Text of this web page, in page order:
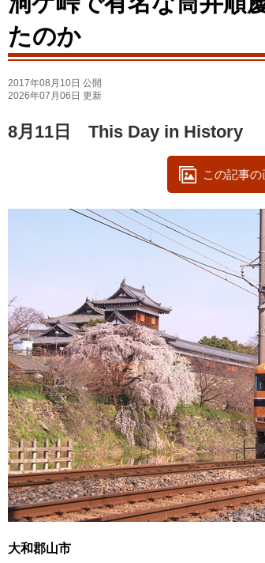
たのか
2017年08月10日 公開
2026年07月06日 更新
8月11日 This Day in History
この記事の
大和郡山市